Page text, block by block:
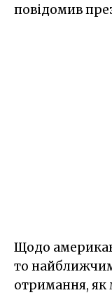
повідомив
Щодо
то
отримання, як